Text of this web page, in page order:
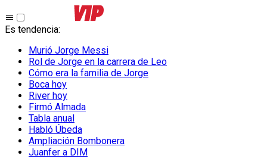
Es tendencia:
Murió Jorge Messi
Rol de Jorge en la carrera de Leo
Cómo era la familia de Jorge
Boca hoy
River hoy
Firmó Almada
Tabla anual
Habló Úbeda
Ampliación Bombonera
Juanfer a DIM